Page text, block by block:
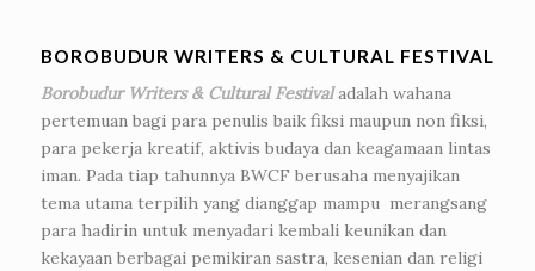
BOROBUDUR WRITERS & CULTURAL FESTIVAL
Borobudur Writers & Cultural Festivaladalah wahana
pertemuan bagi para penulis baik fiksi maupun non fiksi,
para pekerja kreatif, aktivis budaya dan keagamaan lintas
iman. Pada tiap tahunnya BWCF berusaha menyajikan
tema utama terpilih yang dianggap mampu merangsang
para hadirin untuk menyadari kembali keunikan dan
kekayaan berbagai pemikiran sastra, kesenian dan religi